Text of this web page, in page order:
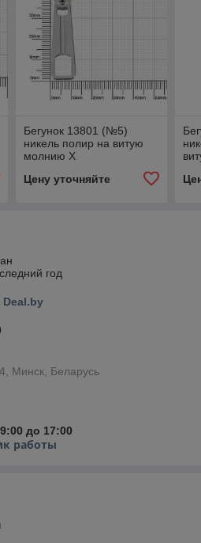
Бегунок 13801 (№5)
никель полир на витую
молнию Х
Цену уточняйте
год
Deal.by
Минск, Беларусь
до 17:00
работы